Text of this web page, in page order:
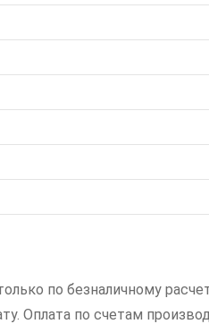
по безналичному
Оплата по счетам